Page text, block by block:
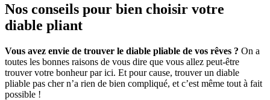
Nos conseils pour bien choisir votre
diable pliant
Vous avez envie de trouver le diable pliable de vos rêves ? On a
toutes les bonnes raisons de vous dire que vous allez peut-être
trouver votre bonheur par ici. Et pour cause, trouver un diable
pliable pas cher n’a rien de bien compliqué, et c’est même tout à fait
possible !